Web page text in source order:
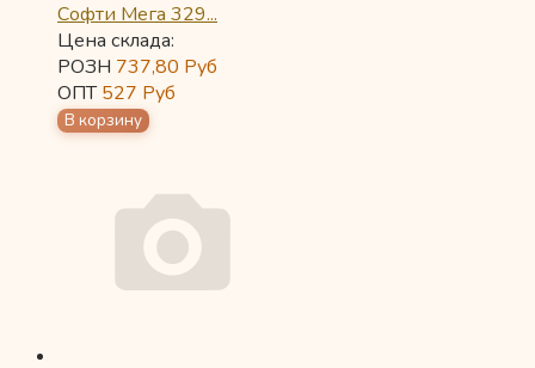
Софти Мега 329...
Цена склада:
РОЗН 737,80 Руб
ОПТ527 Руб